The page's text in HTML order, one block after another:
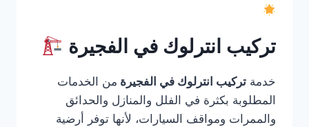
تركيب انترلوك في الفجيرة
خدمة تركيب انترلوك في الفجيرة من الخدمات
المطلوبة بكثرة في الفلل والمنازل والحدائق
والممرات ومواقف السيارات، لأنها توفر أرضية